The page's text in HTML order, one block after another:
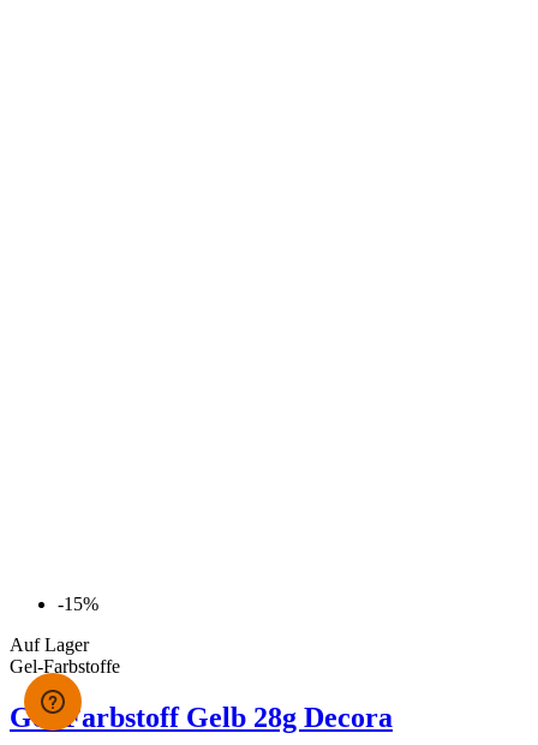
-15%
Auf Lager
Gel-Farbstoffe
Gel-Farbstoff Gelb 28g Decora